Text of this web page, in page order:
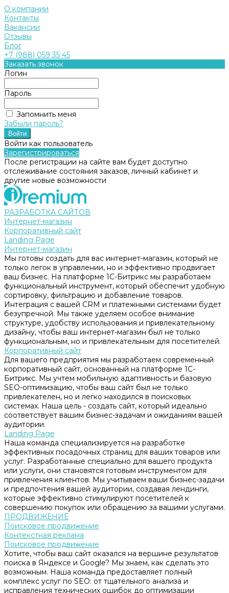
О компании
Контакты
Вакансии
Отзывы
Блог
+7 (988) 059 35 45
Заказать звонок
Логин
Пароль
Запомнить меня
Забыли пароль?
Войти как пользователь
Зарегистрироваться
После регистрации на сайте вам будет доступно
отслеживание состояния заказов, личный кабинет и
другие новые возможности
РАЗРАБОТКА САЙТОВ
Интернет-магазин
Корпоративный сайт
Landing Page
Интернет-магазин
Мы готовы создать для вас интернет-магазин, который не
только легок в управлении, но и эффективно продвигает
ваш бизнес. На платформе 1С-Битрикс мы разработаем
функциональный инструмент, который обеспечит удобную
сортировку, фильтрацию и добавление товаров.
Интеграция с вашей CRM и платежными системами будет
безупречной. Мы также уделяем особое внимание
структуре, удобству использования и привлекательному
дизайну, чтобы ваш интернет-магазин был не только
функциональным, но и привлекательным для посетителей.
Корпоративный сайт
Для вашего предприятия мы разработаем современный
корпоративный сайт, основанный на платформе 1С-
Битрикс. Мы учтем мобильную адаптивность и базовую
SEO-оптимизацию, чтобы ваш сайт был не только
привлекателен, но и легко находился в поисковых
системах. Наша цель - создать сайт, который идеально
соответствует вашим бизнес-задачам и ожиданиям вашей
аудитории.
Landing Page
Наша команда специализируется на разработке
эффективных посадочных страниц для ваших товаров или
услуг. Разработанные специально для вашего продукта
или услуги, они становятся готовым инструментом для
привлечения клиентов. Мы учитываем ваши бизнес-задачи
и предпочтения вашей аудитории, создавая лендинги,
которые эффективно стимулируют посетителей к
совершению покупок или обращению за вашими услугами.
ПРОДВИЖЕНИЕ
Поисковое продвижение
Контекстная реклама
Поисковое продвижение
Хотите, чтобы ваш сайт оказался на вершине результатов
поиска в Яндексе и Google? Мы знаем, как сделать это
возможным. Наша команда предоставляет полный
комплекс услуг по SEO: от тщательного анализа и
исправления технических ошибок до оптимизации